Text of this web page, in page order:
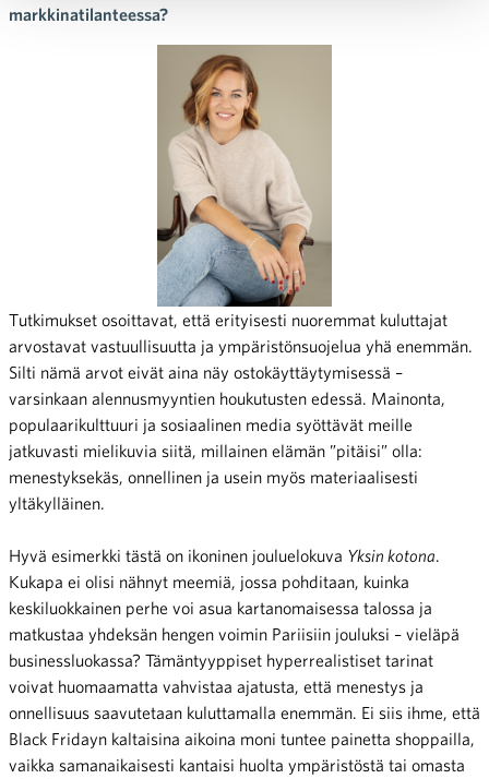
markkinatilanteessa?
Tutkimukset osoittavat, että erityisesti nuoremmat kuluttajat
arvostavat vastuullisuutta ja ympäristönsuojelua yhä enemmän.
Silti nämä arvot eivät aina näy ostokäyttäytymisessä –
varsinkaan alennusmyyntien houkutusten edessä. Mainonta,
populaarikulttuuri ja sosiaalinen media syöttävät meille
jatkuvasti mielikuvia siitä, millainen elämän ”pitäisi” olla:
menestyksekäs, onnellinen ja usein myös materiaalisesti
yltäkylläinen.
Hyvä esimerkki tästä on ikoninen jouluelokuva Yksin kotona
Kukapa ei olisi nähnyt meemiä, jossa pohditaan, kuinka
keskiluokkainen perhe voi asua kartanomaisessa talossa ja
matkustaa yhdeksän hengen voimin Pariisiin jouluksi – vieläpä
businessluokassa? Tämäntyyppiset hyperrealistiset tarinat
voivat huomaamatta vahvistaa ajatusta, että menestys ja
onnellisuus saavutetaan kuluttamalla enemmän. Ei siis ihme, että
Black Fridayn kaltaisina aikoina moni tuntee painetta shoppailla,
vaikka samanaikaisesti kantaisi huolta ympäristöstä tai omasta